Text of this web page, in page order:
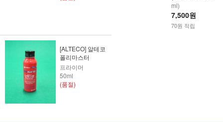
ml)
7,500원
70원 적립
[ALTECO] 알테코
폴리마스터
프라이머
50ml
(품절)